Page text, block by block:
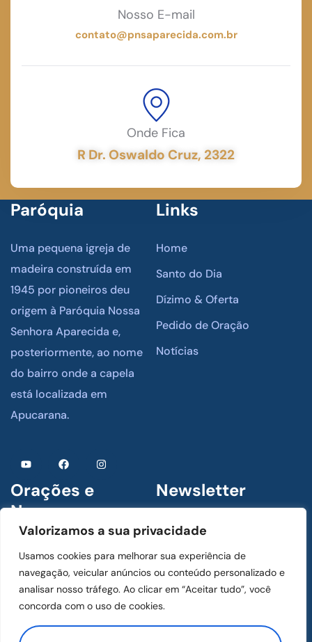
Valorizamos a sua privacidade
Usamos cookies para melhorar sua experiência de
navegação, veicular anúncios ou conteúdo personalizado e
analisar nosso tráfego. Ao clicar em “Aceitar tudo”, você
concorda com o uso de cookies.
Nosso E-mail
contato@pnsaparecida.com.br
Onde Fica
R Dr. Oswaldo Cruz, 2322
Paróquia
Uma pequena igreja de
madeira construída em
1945 por pioneiros deu
origem à Paróquia Nossa
Senhora Aparecida e,
posteriormente, ao nome
do bairro onde a capela
está localizada em
Apucarana.
Links
Home
Santo do Dia
Dízimo & Oferta
Pedido de Oração
Notícias
Orações e
Novenas
1 De Julho De 2024
Menino Jesus de Praga
Mãos Ensanguentadas de
Newsletter
Assine para receber
novidades